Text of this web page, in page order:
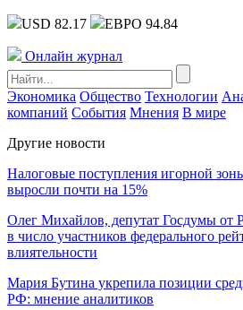
USD 82.17 ЕВРО 94.84
Онлайн журнал
Экономика Общество Технологии
компаний События Мнения В мире
Другие новости
Налоговые поступления игорной
выросли почти на 15%
Олег Михайлов, депутат Госдумы от
в число участников федерального
влиятельности
Мария Бутина укрепила позиции
РФ: мнение аналитиков